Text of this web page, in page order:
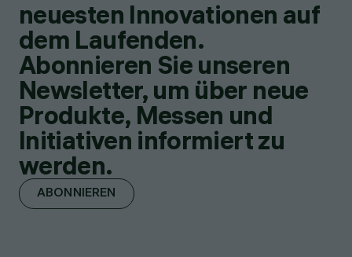
neuesten Innovationen auf
dem Laufenden.
Abonnieren Sie unseren
Newsletter, um über neue
Produkte, Messen und
Initiativen informiert zu
werden.
ABONNIEREN